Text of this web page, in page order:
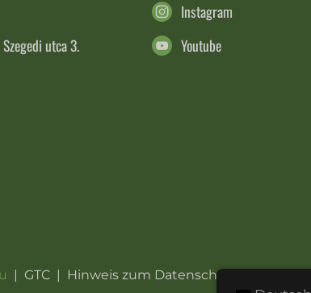
utca 3.
Instagram
Youtube
| GTC | Hinweis zum Datenschutz